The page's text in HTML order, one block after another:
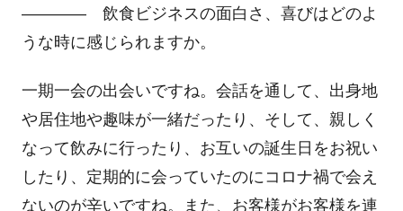
―――― 飲食ビジネスの面白さ、喜びはどのよ
うな時に感じられますか。
一期一会の出会いですね。会話を通して、出身地
や居住地や趣味が一緒だったり、そして、親しく
なって飲みに行ったり、お互いの誕生日をお祝い
したり、定期的に会っていたのにコロナ禍で会え
ないのが辛いですね。また、お客様がお客様を連